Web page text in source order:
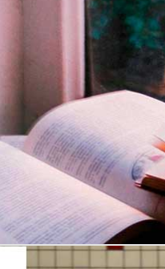
es
- Anos